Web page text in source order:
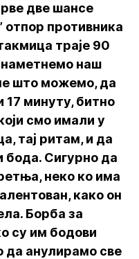
две шансе
отпор противника
траје 90
наш
што можемо, да
17 минуту, битно
смо имали у
тај ритам, и да
бода. Сигурно да
неко ко има
како он
Борба за
су им бодови
да анулирамо све